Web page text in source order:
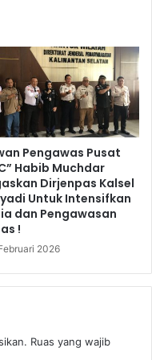
Pengawas Pusat
Habib Muchdar
Dirjenpas Kalsel
Untuk Intensifkan
dan Pengawasan
!
2026
Ruas yang wajib